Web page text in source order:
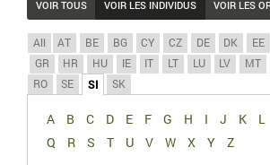
VOIR TOUS VOIR LES INDIVIDUS VOIR LES
All AT BE BG CY CZ DE DK EE
GR
HR HU IE IT LT LU LV MT
RO
SE SI SK
A B C D E F G H I J K L
Q
R S T U V W X Y
Z